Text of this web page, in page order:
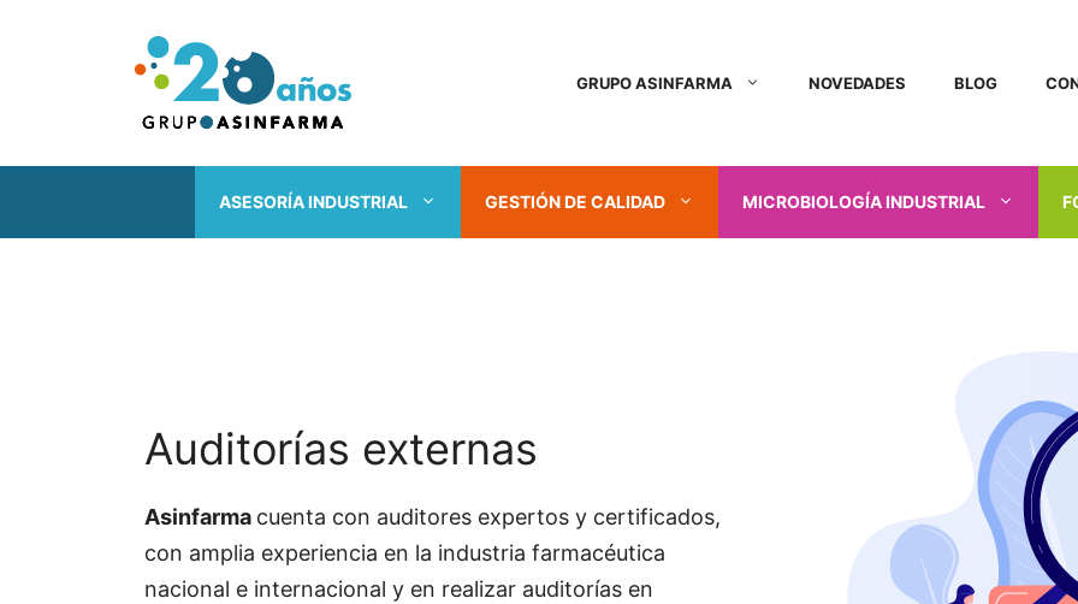
GRUPO ASINFARMA NOVEDADES BLOG
ASESORÍA INDUSTRIAL GESTIÓN DE CALIDAD MICROBIOLOGÍA INDUSTRIAL
Auditorías externas
Asinfarma cuenta con auditores expertos y certificados,
con amplia experiencia en la industria farmacéutica
nacional e internacional y en realizar auditorías en